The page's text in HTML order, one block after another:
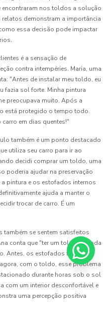
nos toldos a solução
demonstram a importância
essa decisão pode impactar
é a sensação de
contra intempéries. Maria, uma
"Antes de instalar meu toldo, eu
fazia sol forte. Minha pintura
preocupava muito. Após a
está protegido o tempo todo.
em dias quentes!"
também é um ponto destacado
utiliza seu carro para ir ao
decidi comprar um toldo, uma
poderia ajudar na preservação
pintura e os estofados internos
ajuda a manter o
trocar de carro. É um
também se sentem satisfeitos
conta que "ter um toldo fez toda
Antes, os estofados ficavam
com o toldo, esse problema
durante horas sob o sol
com um interior desconfortável e
uma percepção positiva